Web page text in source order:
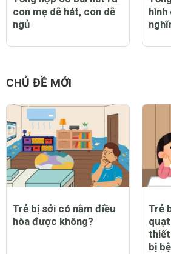
con mẹ dễ hát, con dễ
ngủ
hình
CHỦ ĐỀ MỚI
Trẻ bị sởi có nằm điều
hòa được không?
Trẻ
bị